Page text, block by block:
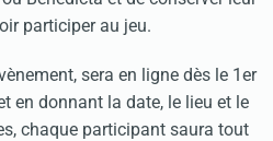
participer au jeu.
sera en ligne dès le 1er
en donnant la date, le lieu et le
chaque participant saura tout